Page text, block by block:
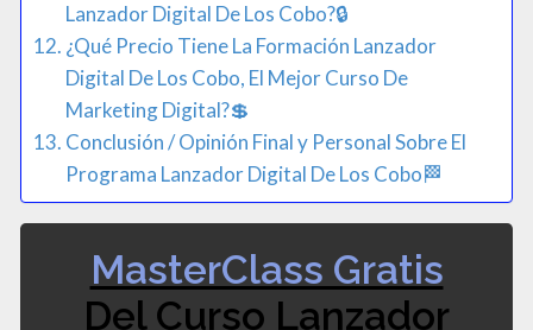
Lanzador Digital De Los Cobo?🔒
¿Qué Precio Tiene La Formación Lanzador
Digital De Los Cobo, El Mejor Curso De
Marketing Digital?💲​
Conclusión / Opinión Final y Personal Sobre El
Programa Lanzador Digital De Los Cobo🏁​
MasterClass Gratis
Del Curso Lanzador